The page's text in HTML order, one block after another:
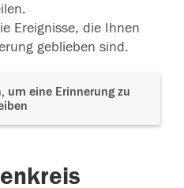
Ereignisse, die Ihnen
geblieben sind.
um eine Erinnerung zu